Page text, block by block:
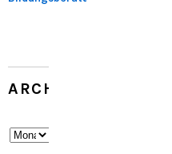
ARCHIV
Archiv